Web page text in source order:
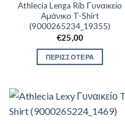
Athlecia Lenga Rib Γυναικείο
Αμάνικο T-Shirt
(9000265234_19355)
€25,00
ΠΕΡΙΣΣΟΤΕΡΑ